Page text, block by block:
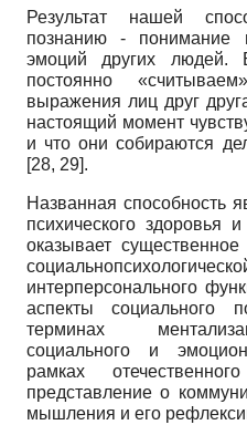
Результат нашей
познанию - понимание
эмоций других людей.
постоянно
выражения лиц друг
настоящий момент
и что они собираются
[28, 29].
Названная способность
психического здоровья
оказывает
интерперсонального
аспекты социального
терминах
социального и
рамках
представление о
мышления и его